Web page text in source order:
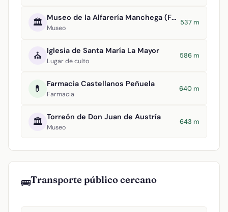
🏛️ Museo de la Alfarería Manchega (Formma)
Museo
537 m
⛪ Iglesia de Santa María La Mayor
Lugar de culto
586 m
💊 Farmacia Castellanos Peñuela
Farmacia
640 m
🏛️ Torreón de Don Juan de Austría
Museo
643 m
🚌Transporte público cercano